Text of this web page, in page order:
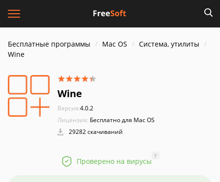
Бесплатные программы Mac OS
Система, утилиты
Wine
Wine
Версия:4.0.2
Лицензия: Бесплатно для Mac OS
29282 скачиваний
Проверено на вирусы
?